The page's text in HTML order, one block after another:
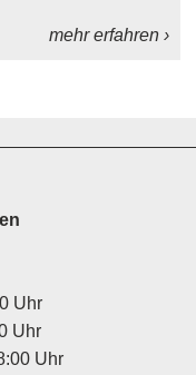
mehr erfahren ›
Uhr
Uhr
Uhr